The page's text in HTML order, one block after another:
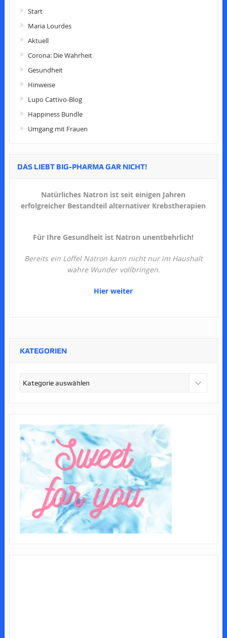
Start
Maria Lourdes
Aktuell
Corona: Die Wahrheit
Gesundheit
Hinweise
Lupo Cattivo-Blog
Happiness Bundle
Umgang mit Frauen
DAS LIEBT BIG-PHARMA GAR NICHT!
Natürliches Natron ist seit einigen Jahren
erfolgreicher Bestandteil alternativer Krebstherapien
Für Ihre Gesundheit ist Natron unentbehrlich!
Bereits ein Löffel Natron kann nicht nur im Haushalt
wahre Wunder vollbringen.
Hier weiter
KATEGORIEN